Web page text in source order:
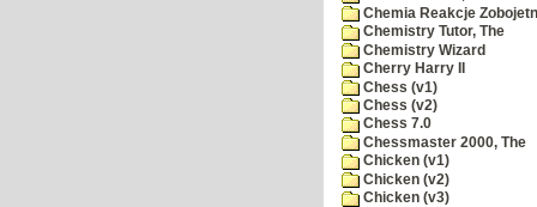
Chemia Reakcje
Chemistry Tutor, The
Chemistry Wizard
Cherry Harry II
Chess (v1)
Chess (v2)
Chess 7.0
Chessmaster 2000, The
Chicken (v1)
Chicken (v2)
Chicken (v3)